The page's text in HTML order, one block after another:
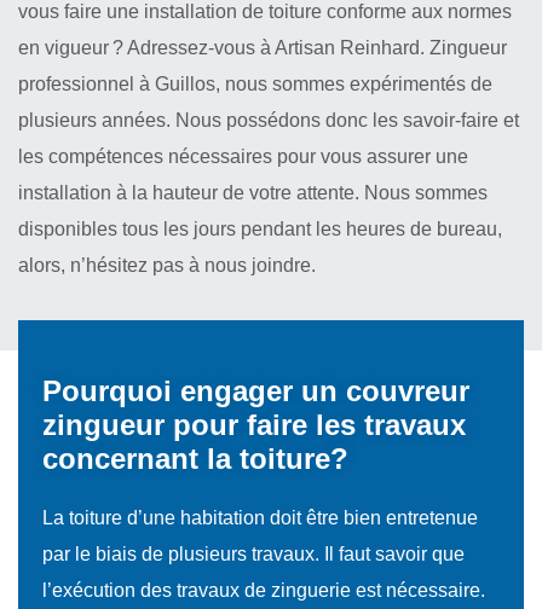
vous faire une installation de toiture conforme aux normes
en vigueur ? Adressez-vous à Artisan Reinhard. Zingueur
professionnel à Guillos, nous sommes expérimentés de
plusieurs années. Nous possédons donc les savoir-faire et
les compétences nécessaires pour vous assurer une
installation à la hauteur de votre attente. Nous sommes
disponibles tous les jours pendant les heures de bureau,
alors, n’hésitez pas à nous joindre.
Pourquoi engager un couvreur
zingueur pour faire les travaux
concernant la toiture?
La toiture d’une habitation doit être bien entretenue
par le biais de plusieurs travaux. Il faut savoir que
l’exécution des travaux de zinguerie est nécessaire.